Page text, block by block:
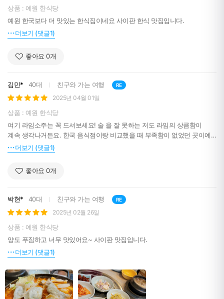
상품 : 예원 한식당
예원 한국보다 더 맛있는 한식집이네요 사이판 한식 맛집입니다.
더보기 (댓글1)
좋아요 0개
김민* 40대 친구와 가는 여행 RE
2025년 04월 01일
상품 : 예원 한식당
여기 라임소주는 꼭 드셔보세요! 술 을 잘 못하는 저도 라임의 상큼함이
계속 생각나거든요. 한국 음식점이랑 비교했을 때 부족함이 없었던 곳이예
요!!더보기 (댓글1)
좋아요 0개
박현* 40대 친구와 가는 여행 RE
2025년 02월 26일
상품 : 예원 한식당
양도 푸짐하고 너무 맛있어요~ 사이판 맛집입니다.
더보기 (댓글1)